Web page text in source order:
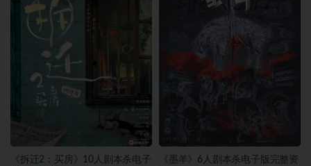
《拆迁2：买房》10人剧本杀电子
《墨羊》6人剧本杀电子版完整资